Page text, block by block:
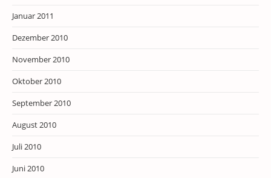
Januar 2011
Dezember 2010
November 2010
Oktober 2010
September 2010
August 2010
Juli 2010
Juni 2010